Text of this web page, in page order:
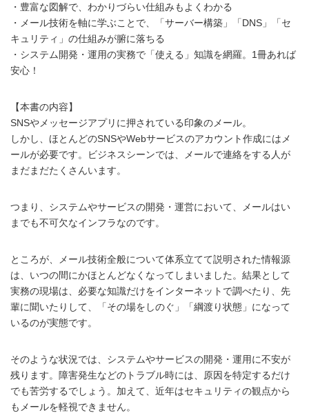
・豊富な図解で、わかりづらい仕組みもよくわかる
・メール技術を軸に学ぶことで、「サーバー構築」「DNS」「セ
キュリティ」の仕組みが腑に落ちる
・システム開発・運用の実務で「使える」知識を網羅。1冊あれば
安心！
【本書の内容】
SNSやメッセージアプリに押されている印象のメール。
しかし、ほとんどのSNSやWebサービスのアカウント作成にはメ
ールが必要です。ビジネスシーンでは、メールで連絡をする人が
まだまだたくさんいます。
つまり、システムやサービスの開発・運営において、メールはい
までも不可欠なインフラなのです。
ところが、メール技術全般について体系立てて説明された情報源
は、いつの間にかほとんどなくなってしまいました。結果として
実務の現場は、必要な知識だけをインターネットで調べたり、先
輩に聞いたりして、「その場をしのぐ」「綱渡り状態」になって
いるのが実態です。
そのような状況では、システムやサービスの開発・運用に不安が
残ります。障害発生などのトラブル時には、原因を特定するだけ
でも苦労するでしょう。加えて、近年はセキュリティの観点から
もメールを軽視できません。